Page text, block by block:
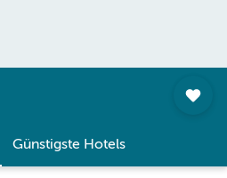
Günstigste Hotels